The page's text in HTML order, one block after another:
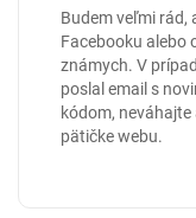
Budem veľmi rád,
Facebooku alebo
známych. V
poslal email s
kódom,
pätičke webu.